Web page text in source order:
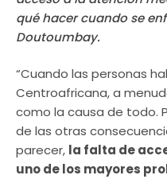
qué hacer cuando se
Doutoumbay.
“Cuando las personas
Centroafricana, a
como la causa de todo.
de las otras
parecer, la falta de
uno de los mayores